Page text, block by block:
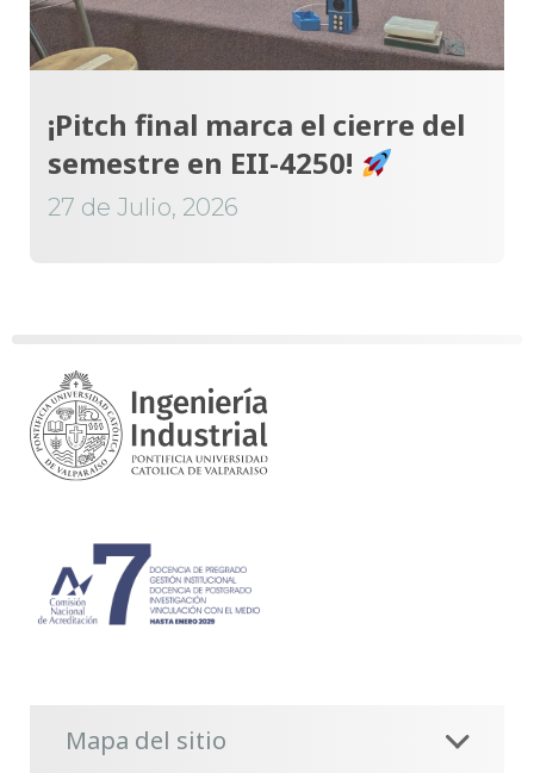
¡Pitch final marca el cierre del
semestre en EII-4250!
27 de Julio, 2026
Mapa del sitio